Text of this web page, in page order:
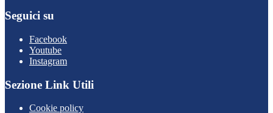
Seguici su
Facebook
Youtube
Instagram
Sezione Link Utili
Cookie policy